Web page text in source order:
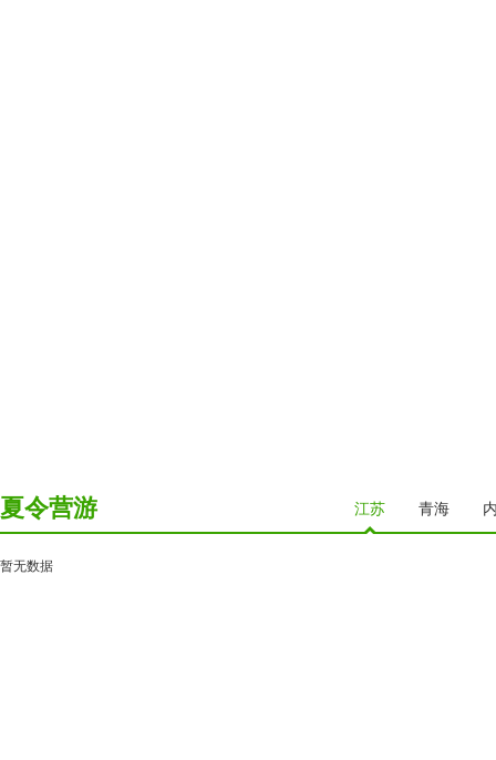
夏令营游 江苏 青海
暂无数据